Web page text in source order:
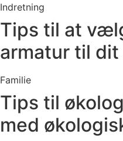
Indretning
Tips til at
armatur til dit
Familie
Tips til
med